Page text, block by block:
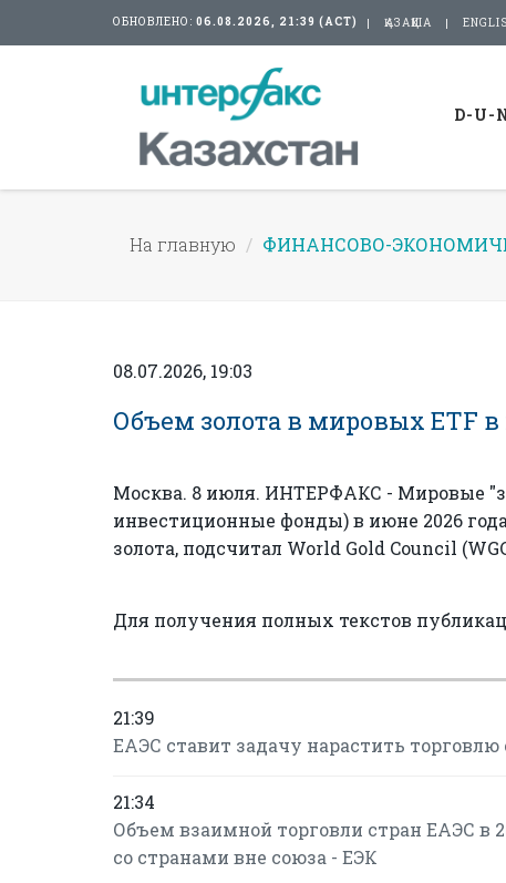
ОБНОВЛЕНО: 06.08.2026, 21:39 (АСТ) ҚАЗАҚША
D-U-
На главную ФИНАНСОВО-
08.07.2026, 19:03
Объем золота в мировых ETF в
Москва. 8 июля. ИНТЕРФАКС - Мировые
инвестиционные фонды) в июне 2026
золота, подсчитал World Gold Council
Для получения полных текстов
21:39
ЕАЭС ставит задачу нарастить торговлю
21:34
Объем взаимной торговли стран ЕАЭС в
со странами вне союза - ЕЭК